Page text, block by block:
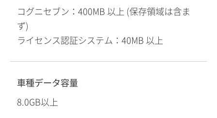
コグニセブン：400MB 以上 (保存領域は含ま
ず)
ライセンス認証システム：40MB 以上
車種データ容量
8.0GB以上